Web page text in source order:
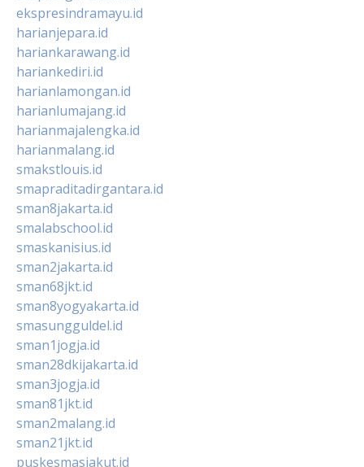
ekspresindramayu.id
harianjepara.id
hariankarawang.id
hariankediri.id
harianlamongan.id
harianlumajang.id
harianmajalengka.id
harianmalang.id
smakstlouis.id
smapraditadirgantara.id
sman8jakarta.id
smalabschool.id
smaskanisius.id
sman2jakarta.id
sman68jkt.id
sman8yogyakarta.id
smasungguldel.id
sman1jogja.id
sman28dkijakarta.id
sman3jogja.id
sman81jkt.id
sman2malang.id
sman21jkt.id
puskesmasjakut.id